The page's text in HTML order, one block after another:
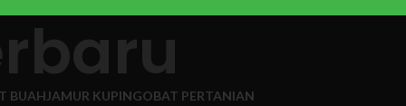
BUAHJAMUR KUPINGOBAT PERTANIAN